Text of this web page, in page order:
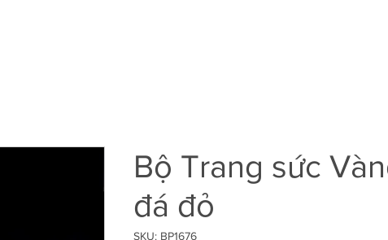
Bộ Trang sức
đá đỏ
SKU: BP1676